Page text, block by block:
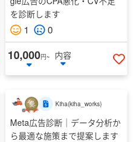
ねする
を診断します
1 0
10,000円~
内容
い
Kiha(kiha_works)
Meta広告診断｜データ分析か
ら最適な施策まで提案します